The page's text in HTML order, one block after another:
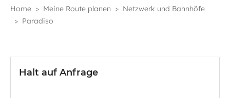
Home Meine Route planen
Netzwerk und Bahnhöfe
Paradiso
Halt auf Anfrage